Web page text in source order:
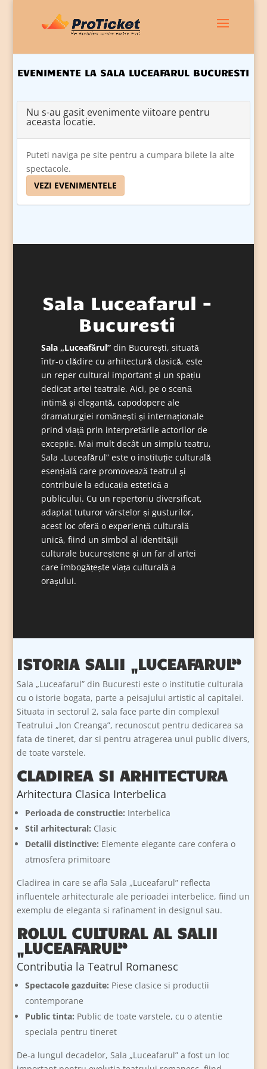
EVENIMENTE LA SALA LUCEAFARUL BUCURESTI
Nu s-au gasit evenimente viitoare pentru
aceasta locatie.
Puteti naviga pe site pentru a cumpara bilete la alte
spectacole.
VEZI EVENIMENTELE
Sala Luceafarul -
Bucuresti
Sala „Luceafărul” din București, situată
într-o clădire cu arhitectură clasică, este
un reper cultural important și un spațiu
dedicat artei teatrale. Aici, pe o scenă
intimă și elegantă, capodopere ale
dramaturgiei românești și internaționale
prind viață prin interpretările actorilor de
excepție. Mai mult decât un simplu teatru,
Sala „Luceafărul” este o instituție culturală
esențială care promovează teatrul și
contribuie la educația estetică a
publicului. Cu un repertoriu diversificat,
adaptat tuturor vârstelor și gusturilor,
acest loc oferă o experiență culturală
unică, fiind un simbol al identității
culturale bucureștene și un far al artei
care îmbogățește viața culturală a
orașului.
ISTORIA SALII „LUCEAFARUL”
Sala „Luceafarul” din Bucuresti este o institutie culturala
cu o istorie bogata, parte a peisajului artistic al capitalei.
Situata in sectorul 2, sala face parte din complexul
Teatrului „Ion Creanga”, recunoscut pentru dedicarea sa
fata de tineret, dar si pentru atragerea unui public divers,
de toate varstele.
CLADIREA SI ARHITECTURA
Arhitectura Clasica Interbelica
Perioada de constructie: Interbelica
Stil arhitectural: Clasic
Detalii distinctive: Elemente elegante care confera o
atmosfera primitoare
Cladirea in care se afla Sala „Luceafarul” reflecta
influentele arhitecturale ale perioadei interbelice, fiind un
exemplu de eleganta si rafinament in designul sau.
ROLUL CULTURAL AL SALII
„LUCEAFARUL”
Contributia la Teatrul Romanesc
Spectacole gazduite: Piese clasice si productii
contemporane
Public tinta: Public de toate varstele, cu o atentie
speciala pentru tineret
De-a lungul decadelor, Sala „Luceafarul” a fost un loc